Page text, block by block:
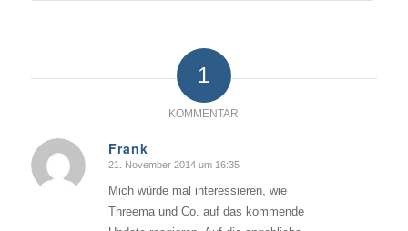
1
KOMMENTAR
Frank
sagte:
21. November 2014 um 16:35
Mich würde mal interessieren, wie
Threema und Co. auf das kommende